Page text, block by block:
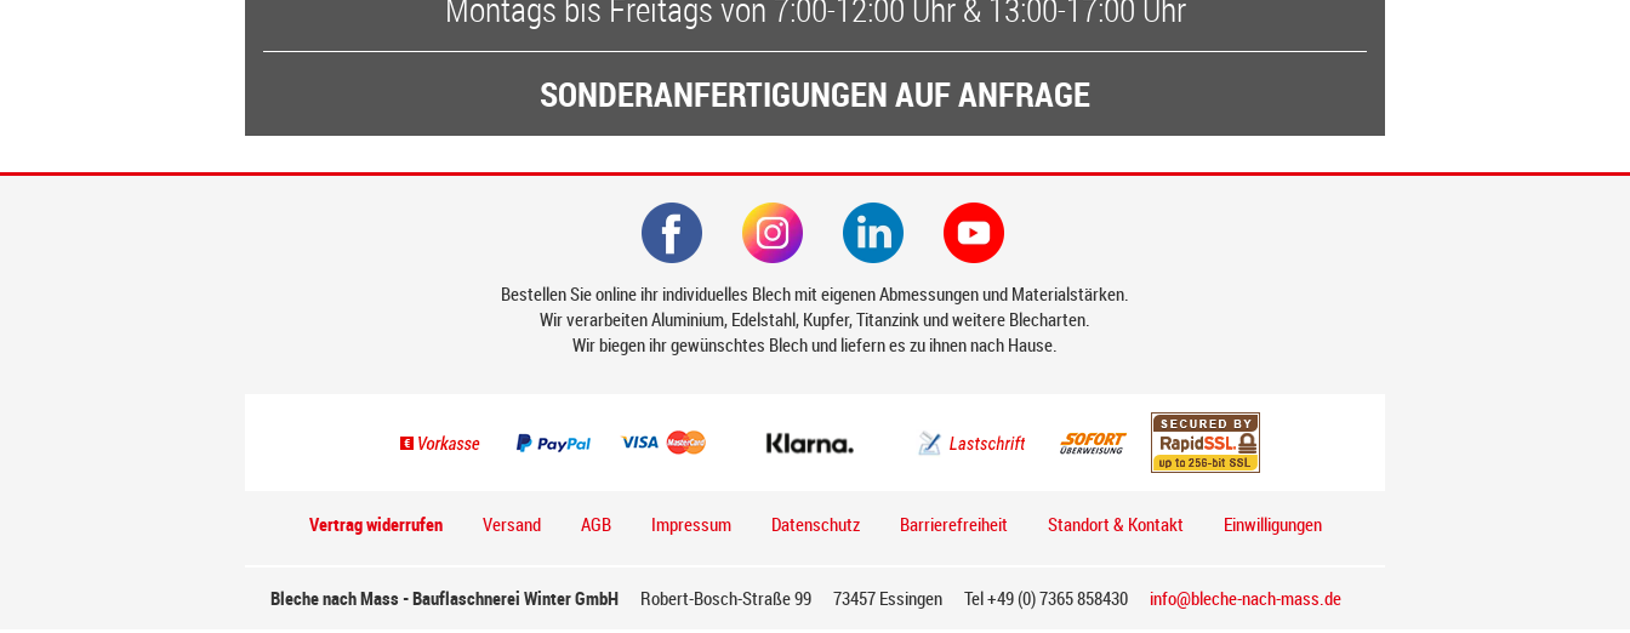
Montags bis Freitagsvon 7:00-12:00 Uhr & 13:00-17:00 Uhr
SONDERANFERTIGUNGEN AUF ANFRAGE
Bestellen Sie online ihr individuelles Blech mit eigenen Abmessungen und Materialstärken.
Wir verarbeiten Aluminium, Edelstahl, Kupfer, Titanzink und weitere Blecharten.
Wir biegen ihr gewünschtes Blech und liefern es zu ihnen nach Hause.
Vertrag widerrufen Versand AGB Impressum Datenschutz Barrierefreiheit Standort & Kontakt Einwilligungen
Bleche nach Mass - Bauflaschnerei Winter GmbH Robert-Bosch-Straße 99 73457 Essingen Tel+49 (0) 7365 858430 info@bleche-nach-mass.de